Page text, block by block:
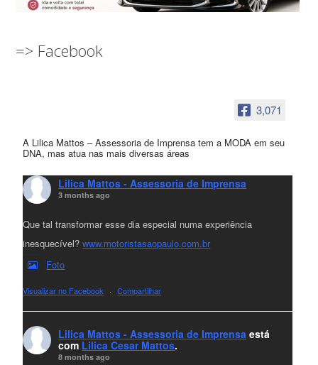
=> Facebook
3,071
A Lilica Mattos – Assessoria de Imprensa tem a MODA em seu
DNA, mas atua nas mais diversas áreas
Lilica Mattos - Assessoria de Imprensa
3 months ago
Que tal transformar esse dia especial numa experiência
inesquecível?www.motoristasaopaulo.com.br
Foto
Visualizar no Facebook · Compartilhar
Lilica Mattos - Assessoria de Imprensa está
com Lilica Cesar Mattos.
8 months ago